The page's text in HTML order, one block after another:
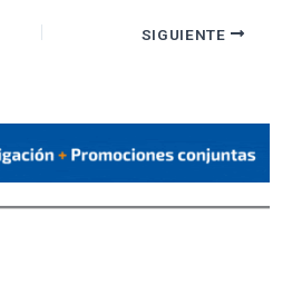
SIGUIENTE